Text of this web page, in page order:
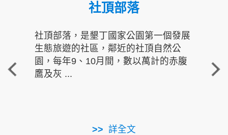
社頂部落
社頂部落，是墾丁國家公園第一個發展
生態旅遊的社區，鄰近的社頂自然公
園，每年9、10月間，數以萬計的赤腹
鷹及灰 ...
詳全文
重
走進